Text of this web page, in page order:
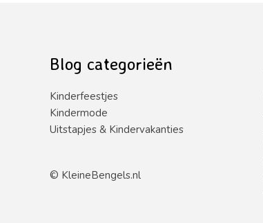
Blog categorieën
Kinderfeestjes
Kindermode
Uitstapjes & Kindervakanties
© KleineBengels.nl